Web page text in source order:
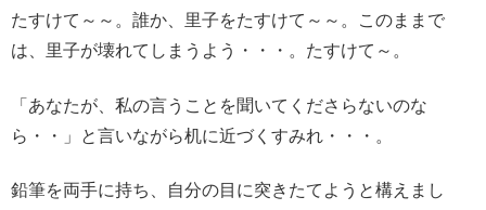
たすけて～～。誰か、里子をたすけて～～。このままで
は、里子が壊れてしまうよう・・・。たすけて～。
「あなたが、私の言うことを聞いてくださらないのな
ら・・」と言いながら机に近づくすみれ・・・。
鉛筆を両手に持ち、自分の目に突きたてようと構えまし